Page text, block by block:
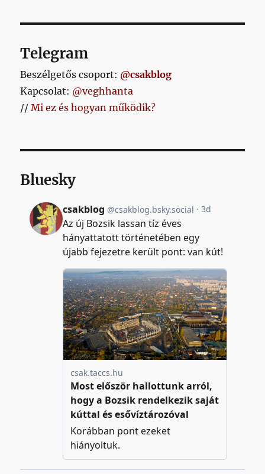
Telegram
Beszélgetős csoport: @csakblog
Kapcsolat: @veghhanta
//Mi ez és hogyan működik?
Bluesky